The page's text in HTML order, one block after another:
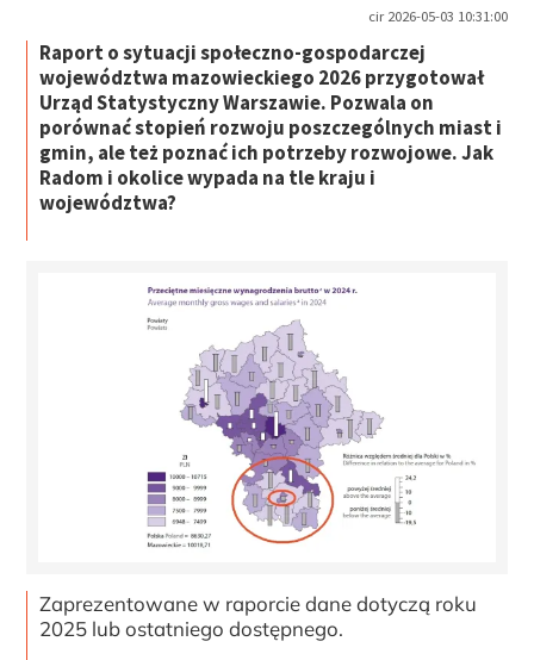
cir 2026-05-03 10:31:00
Raport o sytuacji społeczno-gospodarczej
województwa mazowieckiego 2026 przygotował
Urząd Statystyczny Warszawie. Pozwala on
porównać stopień rozwoju poszczególnych miast i
gmin, ale też poznać ich potrzeby rozwojowe. Jak
Radom i okolice wypada na tle kraju i
województwa?
Zaprezentowane w raporcie dane dotyczą roku
2025 lub ostatniego dostępnego.